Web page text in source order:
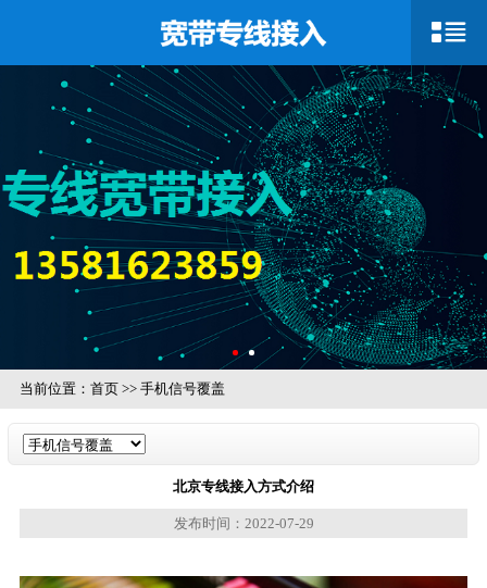
当前位置： 首页>> 手机信号覆盖
北京专线接入方式介绍
发布时间：2022-07-29